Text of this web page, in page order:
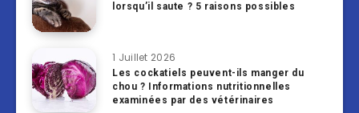
lorsqu’il saute ? 5 raisons possibles
1 Juillet 2026
Les cockatiels peuvent-ils manger du
chou ? Informations nutritionnelles
examinées par des vétérinaires